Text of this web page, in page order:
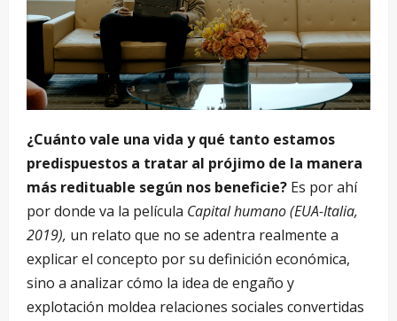
¿Cuánto vale una vida y qué tanto estamos
predispuestos a tratar al prójimo de la manera
más redituable según nos beneficie? Es por ahí
por donde va la película Capital humano(EUA-Italia,
2019), un relato que no se adentra realmente a
explicar el concepto por su definición económica,
sino a analizar cómo la idea de engaño y
explotación moldea relaciones sociales convertidas